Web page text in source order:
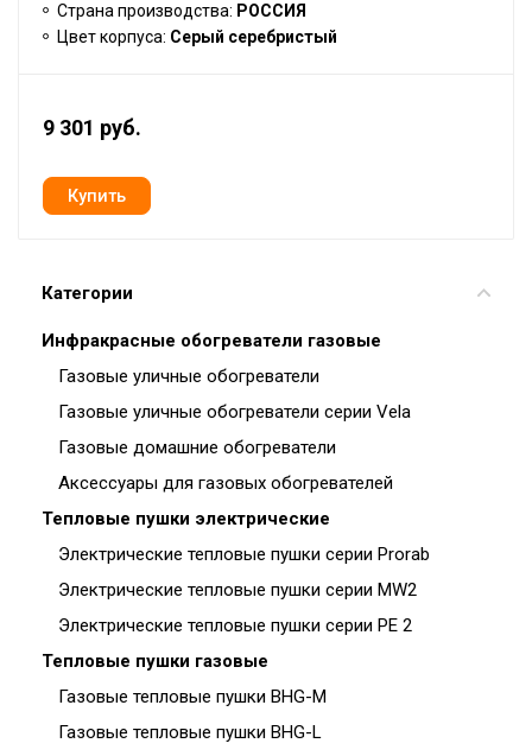
Категории
Инфракрасные обогреватели газовые
Газовые уличные обогреватели
Газовые уличные обогреватели серии Vela
Газовые домашние обогреватели
Аксессуары для газовых обогревателей
Тепловые пушки электрические
Электрические тепловые пушки серии Prorab
Электрические тепловые пушки серии MW2
Электрические тепловые пушки серии PE 2
Тепловые пушки газовые
Газовые тепловые пушки BHG-M
Газовые тепловые пушки BHG-L
Страна производства: РОССИЯ
Цвет корпуса: Серый серебристый
9 301 руб.